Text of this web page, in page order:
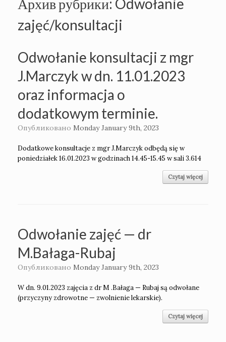
Архив рубрики: Odwołanie
zajęć/konsultacji
Odwołanie konsultacji z mgr
J.Marczyk w dn. 11.01.2023
oraz informacja o
dodatkowym terminie.
Опубликовано Monday January 9th, 2023
Dodatkowe konsultacje z mgr J.Marczyk odbędą się w
poniedziałek 16.01.2023 w godzinach 14.45-15.45 w sali 3.614
Czytaj więcej
Odwołanie zajęć — dr
M.Bałaga-Rubaj
Опубликовано Monday January 9th, 2023
W dn. 9.01.2023 zajęcia z dr M .Bałaga — Rubaj są odwołane
(przyczyny zdrowotne — zwolnienie lekarskie).
Czytaj więcej